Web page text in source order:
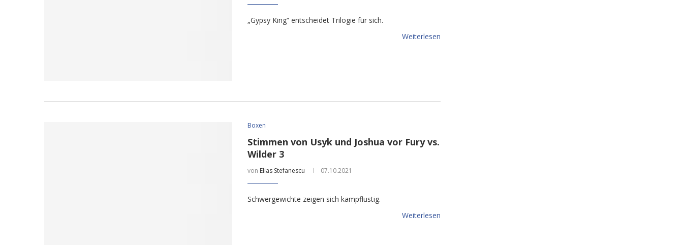
„Gypsy King“ entscheidet Trilogie für sich.
Weiterlesen
Boxen
Stimmen von Usyk und Joshua vor Fury vs.
Wilder 3
von Elias Stefanescu 07.10.2021
Schwergewichte zeigen sich kampflustig.
Weiterlesen